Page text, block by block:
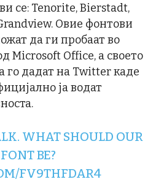
се: Tenorite, Bierstadt,
Овие фонтови
да ги пробаат во
Microsoft Office, а своето
дадат на Twitter каде
ја водат
WHAT SHOULD OUR
BE?
FV9THFDAR4